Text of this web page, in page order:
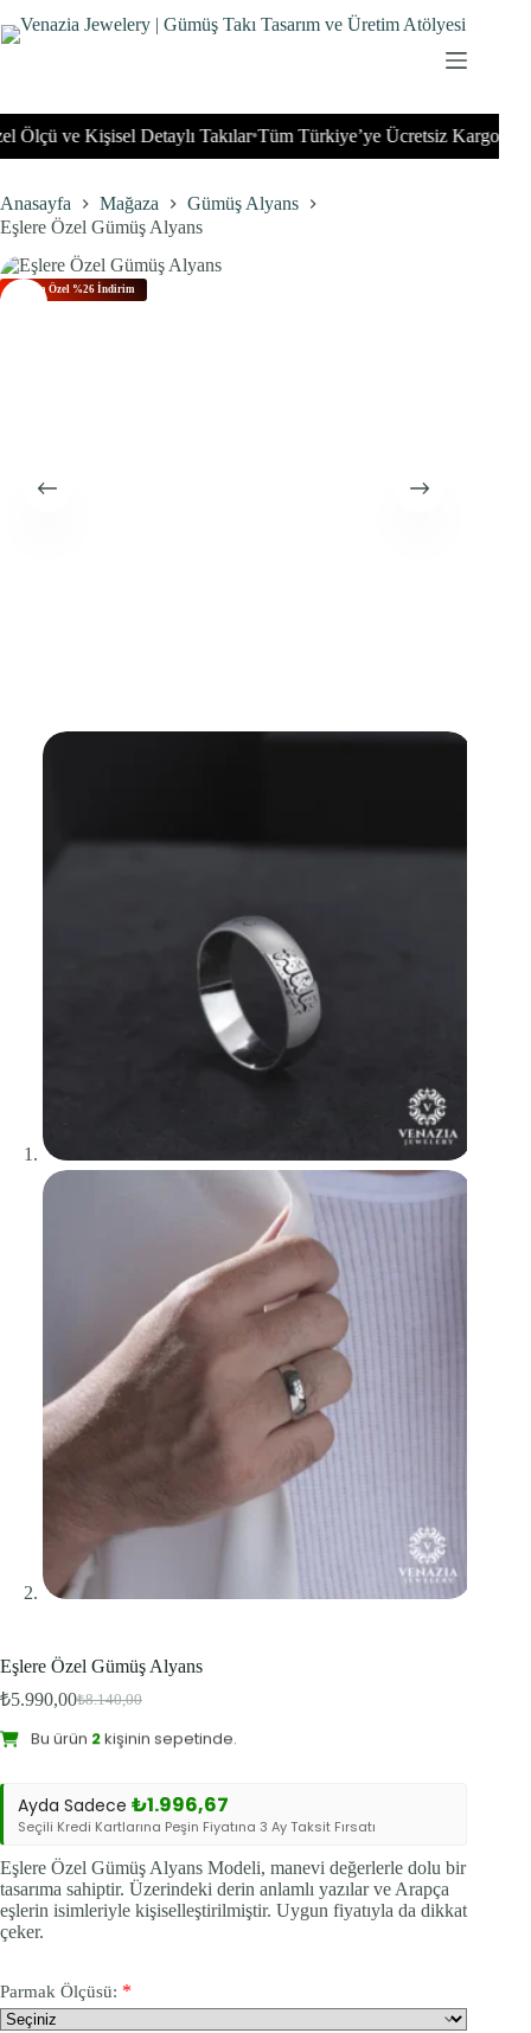
geç
ve Kişisel Detaylı Takılar•Tüm Türkiye’ye Ücretsiz Kargo•Tüm
Anasayfa Mağaza
Gümüş Alyans
Eşlere Özel Gümüş Alyans
Bu Aya Özel %26 İndirim
Eşlere Özel Gümüş Alyans
₺8.140,00
Orijinal
fiyat:
₺8.140,00.
₺5.990,00Şu
andaki
fiyat:
Bu ürünü şu an11kişi inceliyor.
Bu ürün2kişinin sepetinde.
Sevilen Ürün:16kişi favoriledi.
Ayda Sadece ₺1.996,67
Seçili Kredi Kartlarına Peşin Fiyatına 3 Ay Taksit Fırsatı
Eşlere Özel Gümüş Alyans Modeli, manevi değerlerle dolu bir
tasarıma sahiptir. Üzerindeki derin anlamlı yazılar ve Arapça
eşlerin isimleriyle kişiselleştirilmiştir. Uygun fiyatıyla da dikkat
çeker.
Parmak Ölçüsü: *